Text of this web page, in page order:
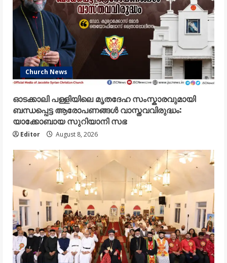
Church News
ഓടക്കാലി പള്ളിയിലെ മൃതദേഹ സംസ്കാരവുമായി
ബന്ധപ്പെട്ട ആരോപണങ്ങൾ വാസ്തവവിരുദ്ധം:
യാക്കോബായ സുറിയാനി സഭ
Editor August 8, 2026